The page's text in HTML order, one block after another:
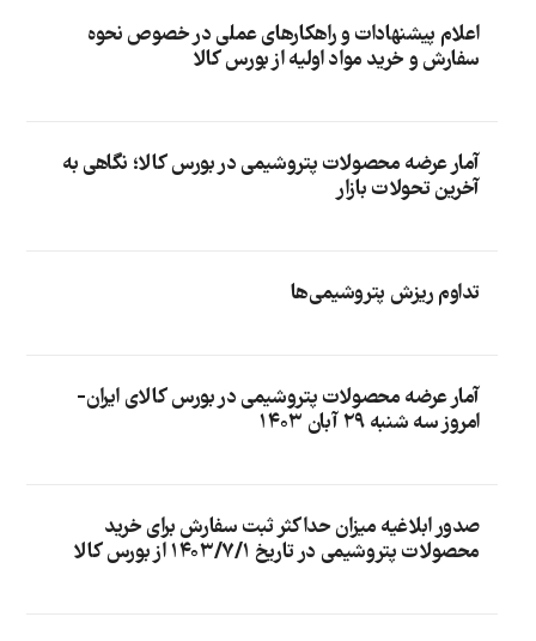
اعلام پیشنهادات و راهکارهای عملی در خصوص نحوه
سفارش و خرید مواد اولیه از بورس کالا
آمار عرضه محصولات پتروشیمی در بورس کالا؛ نگاهی به
آخرین تحولات بازار
تداوم ریزش پتروشیمی‌ها
آمار عرضه محصولات پتروشیمی در بورس کالای ایران-
امروز سه شنبه ۲۹ آبان ۱۴۰۳
صدور ابلاغیه میزان حداکثر ثبت سفارش برای خرید
محصولات پتروشیمی در تاریخ ۱۴۰۳/۷/۱ از بورس کالا